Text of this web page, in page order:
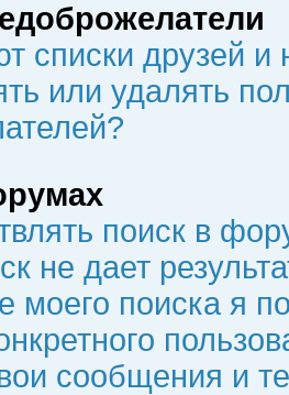
списки друзей
или удалять
поиск в
не дает
моего поиска я
сообщения и